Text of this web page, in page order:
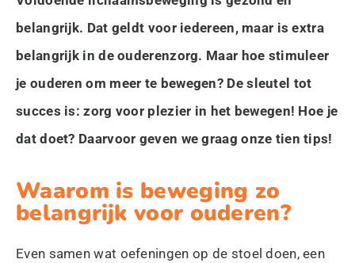
belangrijk. Dat geldt voor iedereen, maar is extra
belangrijk in de ouderenzorg. Maar hoe stimuleer
je ouderen om meer te bewegen? De sleutel tot
succes is: zorg voor plezier in het bewegen! Hoe je
dat doet? Daarvoor geven we graag onze tien tips!
Waarom is beweging zo
belangrijk voor ouderen?
Even samen wat oefeningen op de stoel doen, een